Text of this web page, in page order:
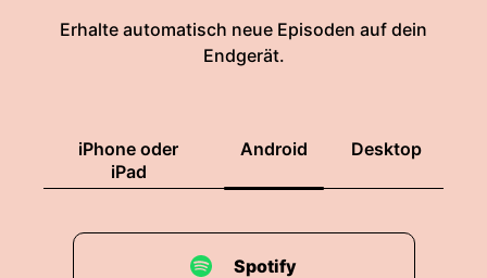
Erhalte automatisch neue Episoden auf dein
Endgerät.
iPhone oder
iPad
Android Desktop
Spotify